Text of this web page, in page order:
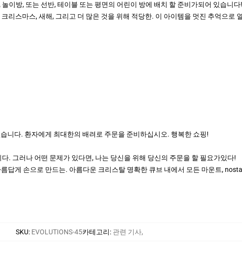
이방, 또는 선반, 테이블 또는 평면의 어린이 방에 배치 할 준비가되어 있습니다!
리스마스, 새해, 그리고 더 많은 것을 위해 적당한. 이 아이템을 멋진 추억으로
니다. 환자에게 최대한의 배려로 주문을 준비하십시오. 행복한 쇼핑!
. 그러나 어떤 문제가 있다면, 나는 당신을 위해 당신의 주문을 할 필요가있다!
답게 손으로 만드는. 아름다운 크리스탈 명확한 큐브 내에서 모든 마운트,
SKU: EVOLUTIONS-45카테고리: 관련 기사,